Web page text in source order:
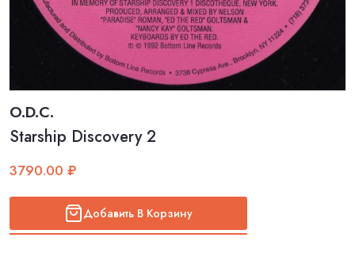
O.D.C.
Starship Discovery 2
3790.00 ₽
Добавить В Корзину